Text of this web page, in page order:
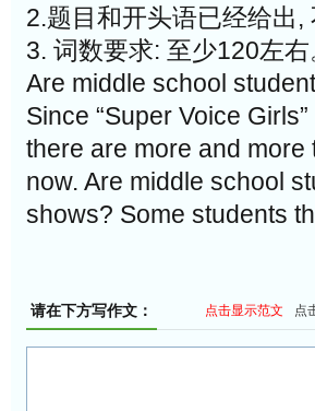
2.题目和开头语已经给出,
3. 词数要求: 至少120左右
Are middle school
Since “Super Voice
there are more and
now. Are middle school
shows? Some students
请在下方写作文： 点击显示范文 点